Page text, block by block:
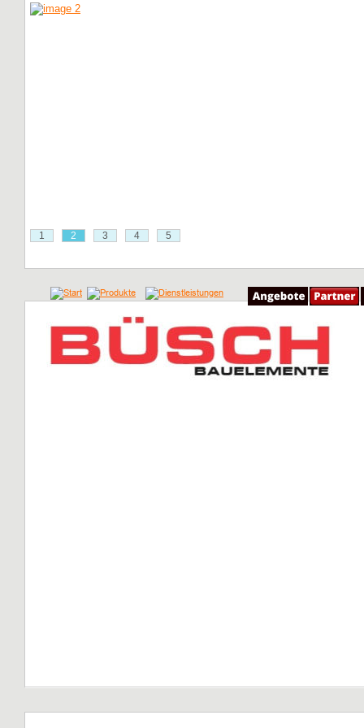
1 2 3 4 5